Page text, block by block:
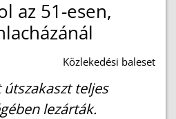
az 51-esen,
Közlekedési baleset
teljes
lezárták.